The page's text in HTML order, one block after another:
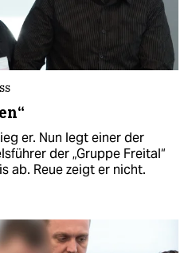
er. Nun legt einer der
der „Gruppe Freital“
ab. Reue zeigt er nicht.